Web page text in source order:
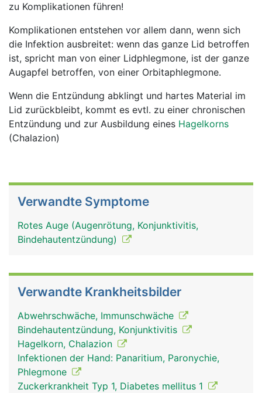
zu Komplikationen führen!
Komplikationen entstehen vor allem dann, wenn sich
die Infektion ausbreitet: wenn das ganze Lid betroffen
ist, spricht man von einer Lidphlegmone, ist der ganze
Augapfel betroffen, von einer Orbitaphlegmone.
Wenn die Entzündung abklingt und hartes Material im
Lid zurückbleibt, kommt es evtl. zu einer chronischen
Entzündung und zur Ausbildung eines Hagelkorns
(Chalazion)
Verwandte Symptome
Rotes Auge (Augenrötung, Konjunktivitis,
Bindehautentzündung)
Verwandte Krankheitsbilder
Abwehrschwäche, Immunschwäche
Bindehautentzündung, Konjunktivitis
Hagelkorn, Chalazion
Infektionen der Hand: Panaritium, Paronychie,
Phlegmone
Zuckerkrankheit Typ 1, Diabetes mellitus 1